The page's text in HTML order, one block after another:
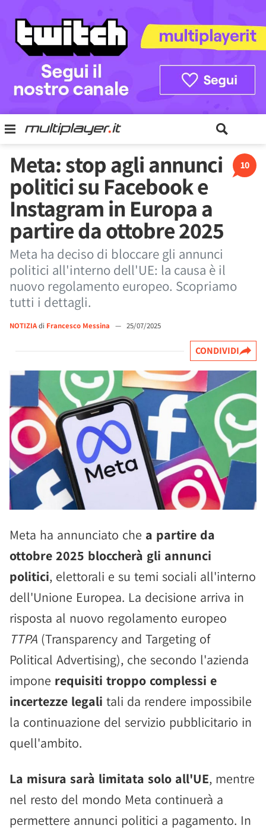
10
Meta: stop agli annunci
politici su Facebook e
Instagram in Europa a
partire da ottobre 2025
Meta ha deciso di bloccare gli annunci
politici all'interno dell'UE: la causa è il
nuovo regolamento europeo. Scopriamo
tutti i dettagli.
NOTIZIAdi Francesco Messina — 25/07/2025
CONDIVIDI
Meta ha annunciato che a partire da
ottobre 2025 bloccherà gli annunci
politici, elettorali e su temi sociali all'interno
dell'Unione Europea. La decisione arriva in
risposta al nuovo regolamento europeo
TTPA (Transparency and Targeting of
Political Advertising), che secondo l'azienda
impone requisiti troppo complessi e
incertezze legali tali da rendere impossibile
la continuazione del servizio pubblicitario in
quell'ambito.
La misura sarà limitata solo all'UE, mentre
nel resto del mondo Meta continuerà a
permettere annunci politici a pagamento. In